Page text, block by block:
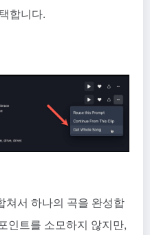
합니다.
쳐서 하나의 곡을 완성합
인트를 소모하지 않지만,